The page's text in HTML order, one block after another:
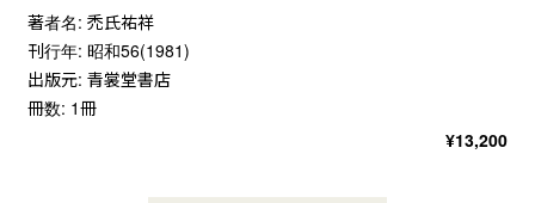
著者名: 禿氏祐祥
刊行年: 昭和56(1981)
出版元: 青裳堂書店
冊数: 1冊
¥13,200